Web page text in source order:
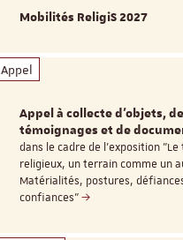
Mobilités ReligiS 2027
Appel
Appel à collecte d'objets, de
témoignages et de
dans le cadre de l'exposition
religieux, un terrain comme un
Matérialités, postures,
confiances"